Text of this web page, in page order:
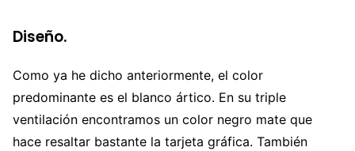
Diseño.
Como ya he dicho anteriormente, el color
predominante es el blanco ártico. En su triple
ventilación encontramos un color negro mate que
hace resaltar bastante la tarjeta gráfica. También